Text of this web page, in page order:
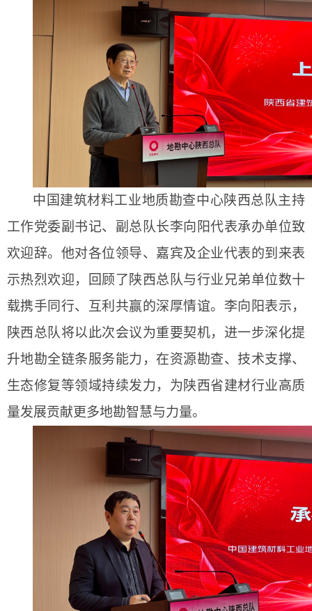
中国建筑材料工业地质勘查中心陕西总队主持
工作党委副书记、副总队长李向阳代表承办单位致
欢迎辞。他对各位领导、嘉宾及企业代表的到来表
示热烈欢迎，回顾了陕西总队与行业兄弟单位数十
载携手同行、互利共赢的深厚情谊。李向阳表示，
陕西总队将以此次会议为重要契机，进一步深化提
升地勘全链条服务能力，在资源勘查、技术支撑、
生态修复等领域持续发力，为陕西省建材行业高质
量发展贡献更多地勘智慧与力量。